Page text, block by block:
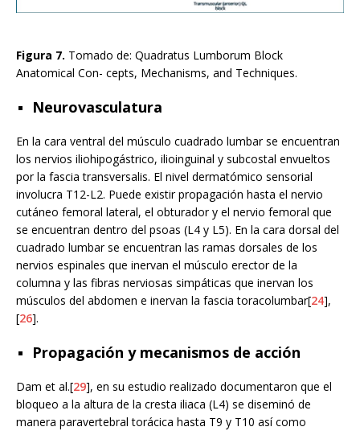
Figura 7. Tomado de: Quadratus Lumborum Block
Anatomical Con- cepts, Mechanisms, and Techniques.
Neurovasculatura
En la cara ventral del músculo cuadrado lumbar se encuentran
los nervios iliohipogástrico, ilioinguinal y subcostal envueltos
por la fascia transversalis. El nivel dermatómico sensorial
involucra T12-L2. Puede existir propagación hasta el nervio
cutáneo femoral lateral, el obturador y el nervio femoral que
se encuentran dentro del psoas (L4 y L5). En la cara dorsal del
cuadrado lumbar se encuentran las ramas dorsales de los
nervios espinales que inervan el músculo erector de la
columna y las fibras nerviosas simpáticas que inervan los
músculos del abdomen e inervan la fascia toracolumbar[24],
[26].
Propagación y mecanismos de acción
Dam et al.[29], en su estudio realizado documentaron que el
bloqueo a la altura de la cresta iliaca (L4) se diseminó de
manera paravertebral torácica hasta T9 y T10 así como